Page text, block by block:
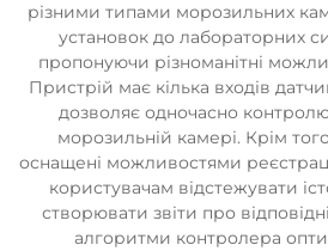
різними типами морозильних
установок до лабораторних
пропонуючи різноманітні
Пристрій має кілька входів
дозволяє одночасно
морозильній камері. Крім
оснащені можливостями
користувачам відстежувати
створювати звіти про
алгоритми контролера